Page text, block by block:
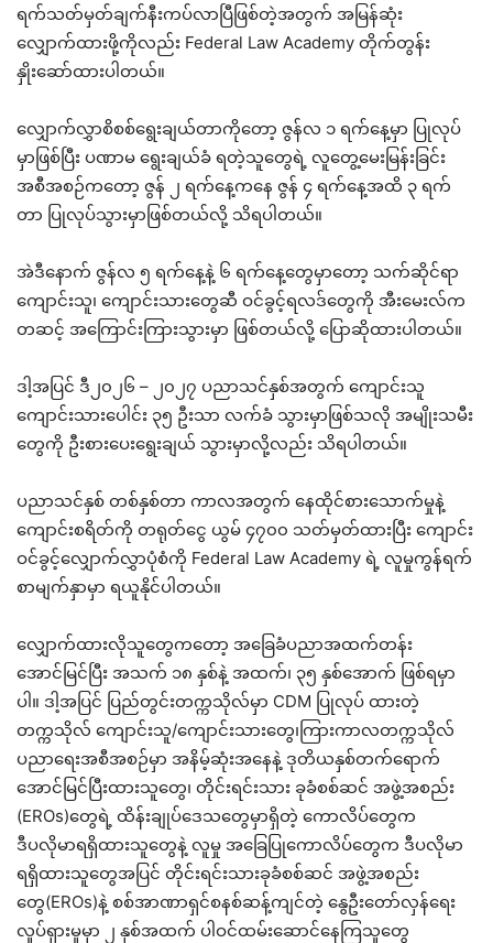
ရက်သတ်မှတ်ချက်နီးကပ်လာပြီဖြစ်တဲ့အတွက် အမြန်ဆုံး
လျှောက်ထားဖို့ကိုလည်း Federal Law Academy တိုက်တွန်း
နှိုးဆော်ထားပါတယ်။
လျှောက်လွှာစိစစ်ရွေးချယ်တာကိုတော့ ဇွန်လ ၁ ရက်နေ့မှာ ပြုလုပ်
မှာဖြစ်ပြီး ပဏာမ ရွေးချယ်ခံ ရတဲ့သူတွေရဲ့ လူတွေ့မေးမြန်းခြင်း
အစီအစဉ်ကတော့ ဇွန် ၂ ရက်နေ့ကနေ ဇွန် ၄ ရက်နေ့အထိ ၃ ရက်
တာ ပြုလုပ်သွားမှာဖြစ်တယ်လို့ သိရပါတယ်။
အဲဒီနောက် ဇွန်လ ၅ ရက်နေ့နဲ့ ၆ ရက်နေ့တွေမှာတော့ သက်ဆိုင်ရာ
ကျောင်းသူ၊ ကျောင်းသားတွေဆီ ဝင်ခွင့်ရလဒ်တွေကို အီးမေးလ်က
တဆင့် အကြောင်းကြားသွားမှာ ဖြစ်တယ်လို့ ပြောဆိုထားပါတယ်။
ဒါ့အပြင် ဒီ၂၀၂၆ – ၂၀၂၇ ပညာသင်နှစ်အတွက် ကျောင်းသူ
ကျောင်းသားပေါင်း ၃၅ ဦးသာ လက်ခံ သွားမှာဖြစ်သလို အမျိုးသမီး
တွေကို ဦးစားပေးရွေးချယ် သွားမှာလို့လည်း သိရပါတယ်။
ပညာသင်နှစ် တစ်နှစ်တာ ကာလအတွက် နေထိုင်စားသောက်မှုနဲ့
ကျောင်းစရိတ်ကို တရုတ်ငွေ ယွမ် ၄၇၀၀ သတ်မှတ်ထားပြီး ကျောင်း
ဝင်ခွင့်လျှောက်လွှာပုံစံကို Federal Law Academy ရဲ့ လူမှုကွန်ရက်
စာမျက်နှာမှာ ရယူနိုင်ပါတယ်။
လျှောက်ထားလိုသူတွေကတော့ အခြေခံပညာအထက်တန်း
အောင်မြင်ပြီး အသက် ၁၈ နှစ်နဲ့ အထက်၊ ၃၅ နှစ်အောက် ဖြစ်ရမှာ
ပါ။ ဒါ့အပြင် ပြည်တွင်းတက္ကသိုလ်မှာ CDM ပြုလုပ် ထားတဲ့
တက္ကသိုလ် ကျောင်းသူ/ကျောင်းသားတွေ၊ကြားကာလတက္ကသိုလ်
ပညာရေးအစီအစဉ်မှာ အနိမ့်ဆုံးအနေနဲ့ ဒုတိယနှစ်တက်ရောက်
အောင်မြင်ပြီးထားသူတွေ၊ တိုင်းရင်းသား ခုခံစစ်ဆင် အဖွဲ့အစည်း
(EROs)တွေရဲ့ ထိန်းချုပ်ဒေသတွေမှာရှိတဲ့ ကောလိပ်တွေက
ဒီပလိုမာရရှိထားသူတွေနဲ့ လူမှု အခြေပြုကောလိပ်တွေက ဒီပလိုမာ
ရရှိထားသူတွေအပြင် တိုင်းရင်းသားခုခံစစ်ဆင် အဖွဲ့အစည်း
တွေ(EROs)နဲ့ စစ်အာဏာရှင်စနစ်ဆန့်ကျင်တဲ့ နွေဦးတော်လှန်ရေး
လှုပ်ရှားမှုမှာ ၂ နှစ်အထက် ပါဝင်ထမ်းဆောင်နေကြသူတွေ